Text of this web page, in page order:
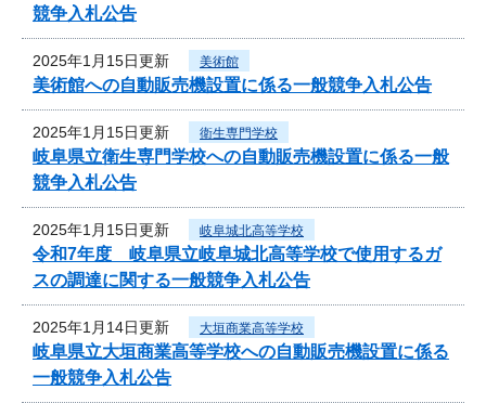
競争入札公告
2025年1月15日更新 美術館
美術館への自動販売機設置に係る一般競争入札公告
2025年1月15日更新 衛生専門学校
岐阜県立衛生専門学校への自動販売機設置に係る一般
競争入札公告
2025年1月15日更新 岐阜城北高等学校
令和7年度 岐阜県立岐阜城北高等学校で使用するガ
スの調達に関する一般競争入札公告
2025年1月14日更新 大垣商業高等学校
岐阜県立大垣商業高等学校への自動販売機設置に係る
一般競争入札公告